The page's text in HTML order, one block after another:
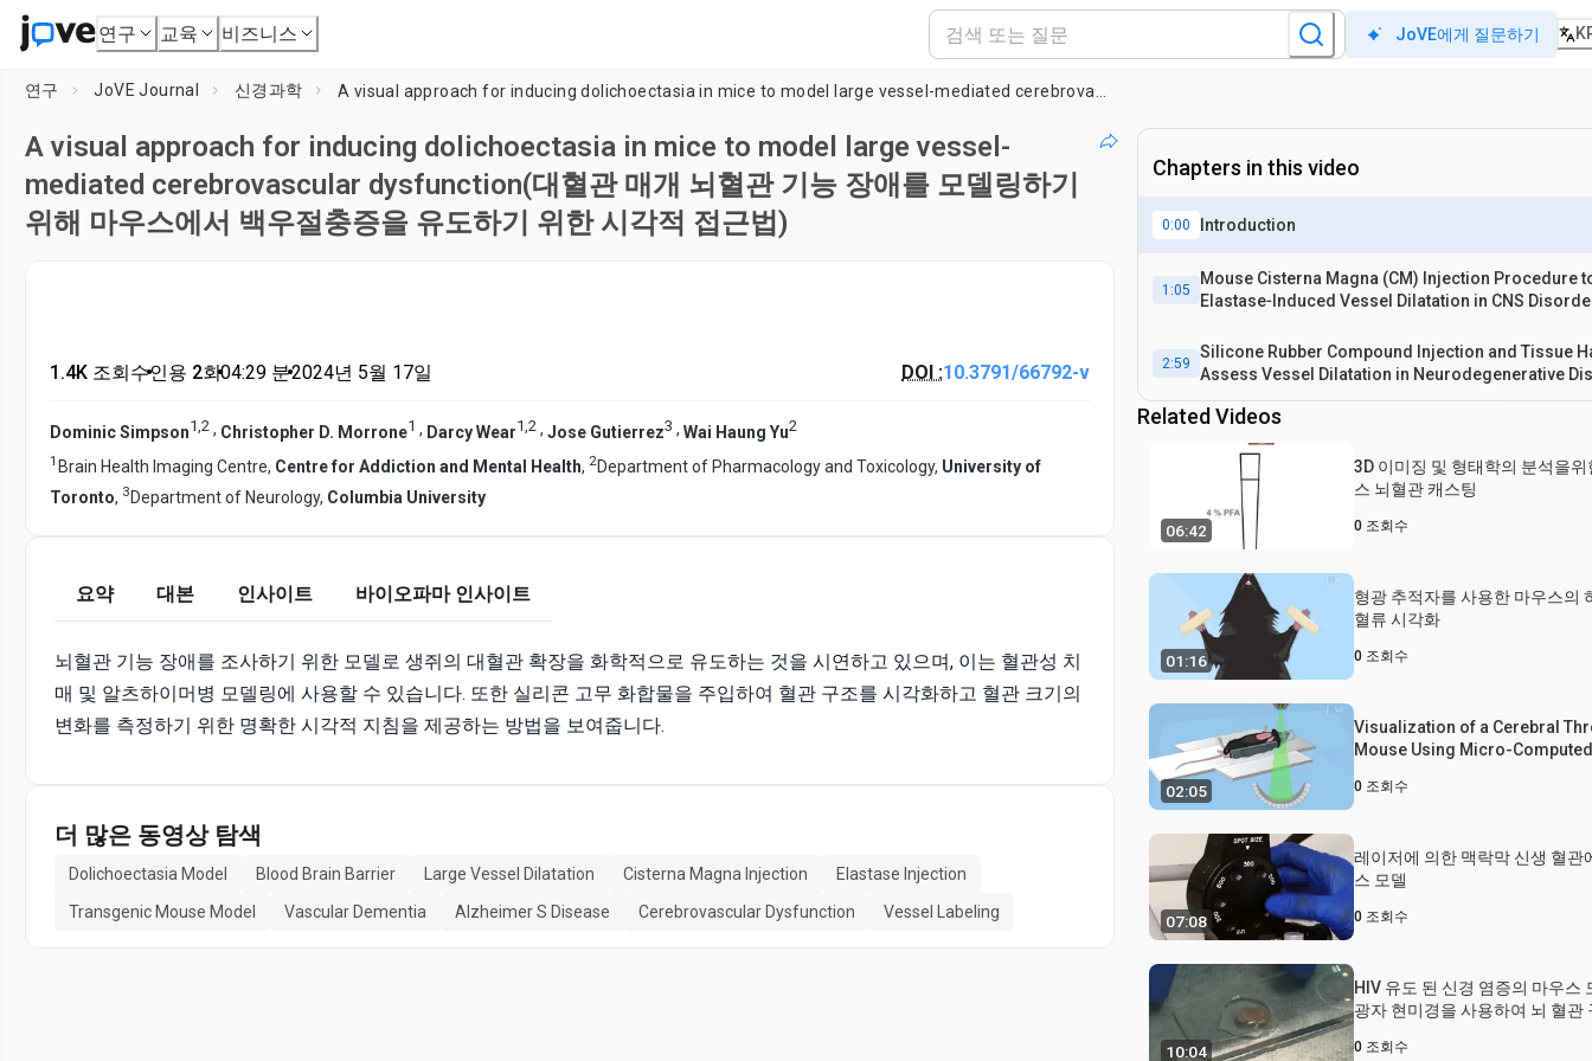
연구 교육 비즈니스 JoVE에게 질문하기
연구 JoVE Journal 신경과학
A visual approach for inducing dolichoectasia in mice to model large vessel-
mediated cerebrovascular dysfunction(대혈관 매개 뇌혈관 기능 장애를 모델링하기
위해 마우스에서 백우절충증을 유도하기 위한 시각적 접근법)
1.4K 조회수•인용 2회•04:29 분•2024년 5월 17일 DOI :10.3791/66792-v
Dominic Simpson1,2 , Christopher D. Morrone1 , Darcy Wear1,2 , Jose Gutierrez3 , Wai Haung Yu2
1 Brain Health Imaging Centre, Centre for Addiction and Mental Health, 2Department of Pharmacology and Toxicology, University of
Toronto, 3 Department of Neurology, Columbia University
요약 대본 인사이트 바이오파마 인사이트
뇌혈관 기능 장애를 조사하기 위한 모델로 생쥐의 대혈관 확장을 화학적으로 유도하는 것을 시연하고 있으며, 이는 혈관성 치
매 및 알츠하이머병 모델링에 사용할 수 있습니다. 또한 실리콘 고무 화합물을 주입하여 혈관 구조를 시각화하고 혈관 크기의
변화를 측정하기 위한 명확한 시각적 지침을 제공하는 방법을 보여줍니다.
더 많은 동영상 탐색
Dolichoectasia Model Blood Brain Barrier Large Vessel Dilatation Cisterna Magna Injection
Elastase Injection
Transgenic Mouse Model
Vascular Dementia Alzheimer S Disease Cerebrovascular Dysfunction Vessel Labeling
Chapters in this video
0:00 Introduction
1:05
Mouse Cisterna Magna (CM) Injection Procedure
Elastase‐Induced Vessel Dilatation in CNS
2:59
Silicone Rubber Compound Injection and Tissue
Assess Vessel Dilatation in Neurodegenerative
Related Videos
06:42
3D 이미징 및 형태학의 분석을위
스 뇌혈관 캐스팅
0 조회수
01:16
형광 추적자를 사용한 마우스의
혈류 시각화
0 조회수
02:05
Visualization of a Cerebral
Mouse Using Micro-Computed
층 촬영 이미징을 사용한 마우스
0 조회수
07:08
레이저에 의한 맥락막 신생 혈관
스 모델
0 조회수
10:04
HIV 유도 된 신경 염증의 마우스
광자 현미경을 사용하여 뇌 혈관
0 조회수